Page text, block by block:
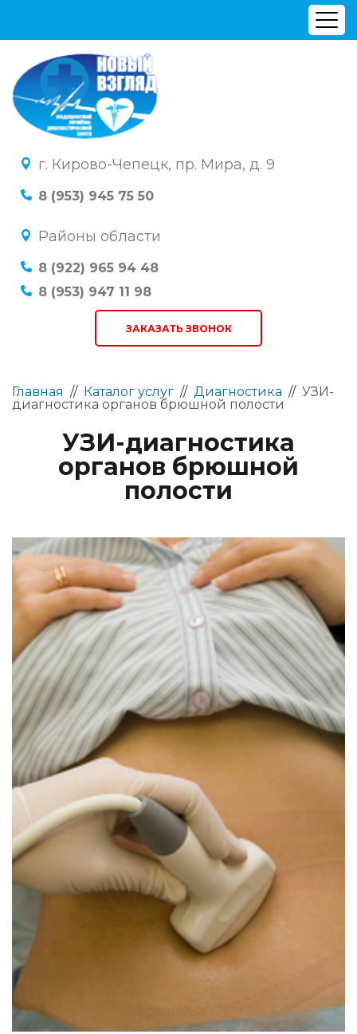
г. Кирово-Чепецк, пр. Мира, д. 9
8 (953) 945 75 50
Районы области
8 (922) 965 94 48
8 (953) 947 11 98
ЗАКАЗАТЬ ЗВОНОК
Главная // Каталог услуг // Диагностика // УЗИ-
диагностика органов брюшной полости
УЗИ-диагностика
органов брюшной
полости